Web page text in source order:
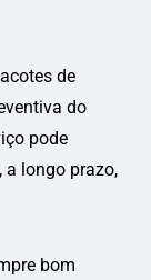
de
do
pode
a longo prazo,
bom